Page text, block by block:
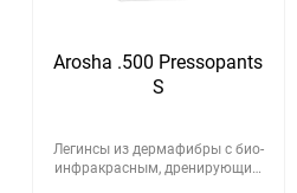
Arosha .500 Pressopants
S
Легинсы из дермафибры с био-
инфракрасным, дренирующим